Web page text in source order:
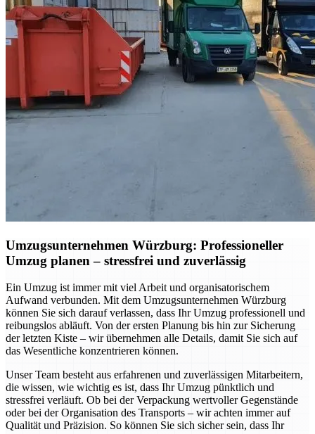
Umzugsunternehmen Würzburg: Professioneller
Umzug planen – stressfrei und zuverlässig
Ein Umzug ist immer mit viel Arbeit und organisatorischem
Aufwand verbunden. Mit dem Umzugsunternehmen Würzburg
können Sie sich darauf verlassen, dass Ihr Umzug professionell und
reibungslos abläuft. Von der ersten Planung bis hin zur Sicherung
der letzten Kiste – wir übernehmen alle Details, damit Sie sich auf
das Wesentliche konzentrieren können.
Unser Team besteht aus erfahrenen und zuverlässigen Mitarbeitern,
die wissen, wie wichtig es ist, dass Ihr Umzug pünktlich und
stressfrei verläuft. Ob bei der Verpackung wertvoller Gegenstände
oder bei der Organisation des Transports – wir achten immer auf
Qualität und Präzision. So können Sie sich sicher sein, dass Ihr